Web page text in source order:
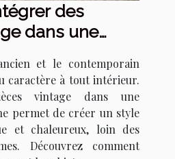
des
dans une
et le contemporain
caractère à tout intérieur.
vintage dans une
permet de créer un style
et chaleureux, loin des
Découvrez comment